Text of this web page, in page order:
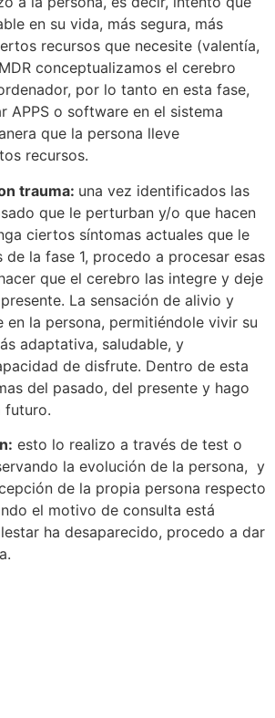
en su vida, más segura, más
recursos que necesite (valentía,
conceptualizamos el cerebro
por lo tanto en esta fase,
APPS o software en el sistema
que la persona lleve
recursos.
trauma: una vez identificados las
que le perturban y/o que hacen
ciertos síntomas actuales que le
de la fase 1, procedo a procesar esas
que el cerebro las integre y deje
La sensación de alivio y
en la persona, permitiéndole vivir su
adaptativa, saludable, y
de disfrute. Dentro de esta
del pasado, del presente y hago
futuro.
esto lo realizo a través de test o
la evolución de la persona, y
de la propia persona respecto
el motivo de consulta está
ha desaparecido, procedo a dar